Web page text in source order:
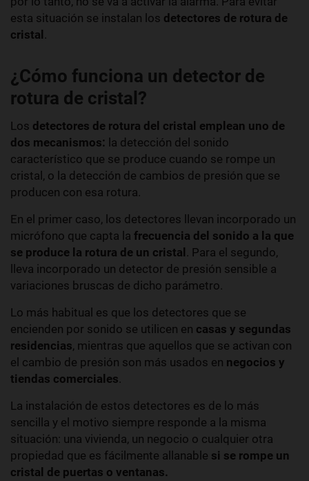
esta situación se instalan los detectores de rotura de
cristal .
¿Cómo funciona un detector de
rotura de cristal?
Los detectores de rotura del cristal emplean uno de
dos mecanismos: la detección del sonido
característico que se produce cuando se rompe un
cristal, o la detección de cambios de presión que se
producen con esa rotura.
En el primer caso, los detectores llevan incorporado un
micrófono que capta la frecuencia del sonido a la que
se produce la rotura de un cristal . Para el segundo,
lleva incorporado un detector de presión sensible a
variaciones bruscas de dicho parámetro.
Lo más habitual es que los detectores que se
encienden por sonido se utilicen en casas y segundas
residencias, mientras que aquellos que se activan con
el cambio de presión son más usados en negocios y
tiendas comerciales.
La instalación de estos detectores es de lo más
sencilla y el motivo siempre responde a la misma
situación: una vivienda, un negocio o cualquier otra
propiedad que es fácilmente allanable si se rompe un
cristal de puertas o ventanas.